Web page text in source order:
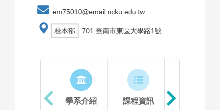
em75010@email.ncku.edu.tw
校本部 701 臺南市東區大學路1號
學系介紹 課程資訊